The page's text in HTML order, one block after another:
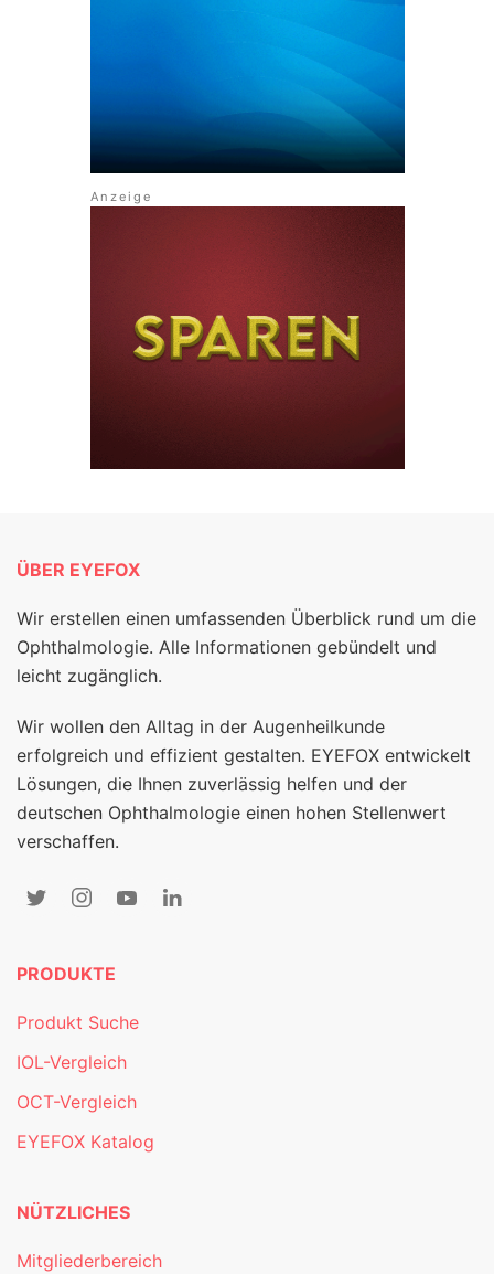
ÜBER EYEFOX
Wir erstellen einen umfassenden Überblick rund um die
Ophthalmologie. Alle Informationen gebündelt und
leicht zugänglich.
Wir wollen den Alltag in der Augenheilkunde
erfolgreich und effizient gestalten. EYEFOX entwickelt
Lösungen, die Ihnen zuverlässig helfen und der
deutschen Ophthalmologie einen hohen Stellenwert
verschaffen.
PRODUKTE
Produkt Suche
IOL-Vergleich
OCT-Vergleich
EYEFOX Katalog
NÜTZLICHES
Mitgliederbereich